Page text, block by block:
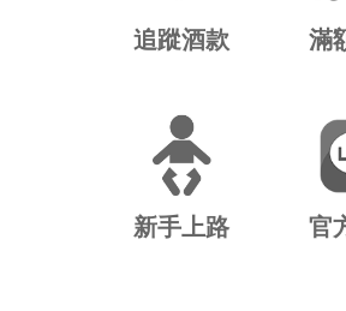
追蹤酒款 滿
新手上路 官